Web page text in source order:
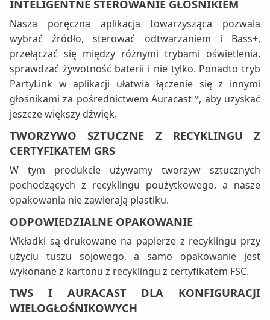
INTELIGENTNE STEROWANIE GŁOŚNIKIEM
Nasza poręczna aplikacja towarzysząca pozwala
wybrać źródło, sterować odtwarzaniem i Bass+,
przełączać się między różnymi trybami oświetlenia,
sprawdzać żywotność baterii i nie tylko. Ponadto tryb
PartyLink w aplikacji ułatwia łączenie się z innymi
głośnikami za pośrednictwem Auracast™, aby uzyskać
jeszcze większy dźwięk.
TWORZYWO SZTUCZNE Z RECYKLINGU Z
CERTYFIKATEM GRS
W tym produkcie używamy tworzyw sztucznych
pochodzących z recyklingu poużytkowego, a nasze
opakowania nie zawierają plastiku.
ODPOWIEDZIALNE OPAKOWANIE
Wkładki są drukowane na papierze z recyklingu przy
użyciu tuszu sojowego, a samo opakowanie jest
wykonane z kartonu z recyklingu z certyfikatem FSC.
TWS I AURACAST DLA KONFIGURACJI
WIELOGŁOŚNIKOWYCH